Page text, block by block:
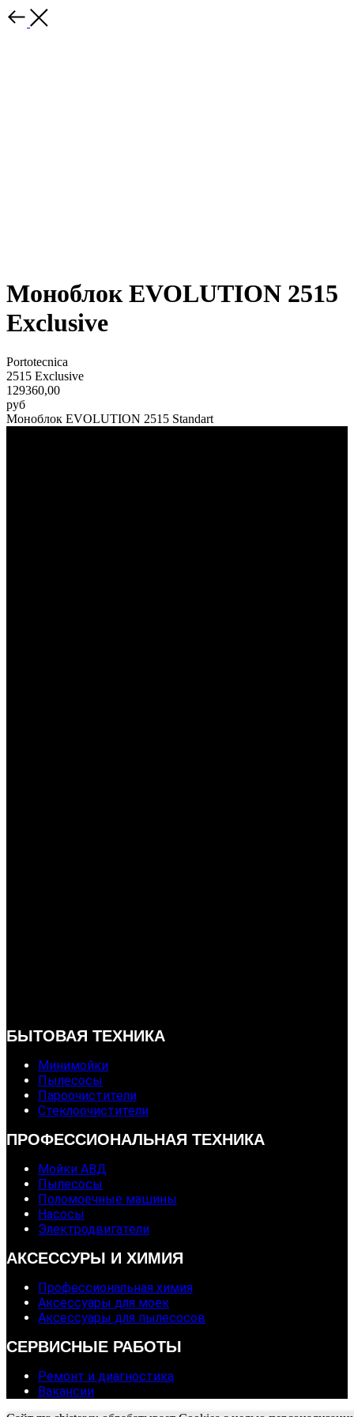
Моноблок EVOLUTION 2515
Exclusive
Portotecnica
2515 Exclusive
129360,00
руб
Моноблок EVOLUTION 2515 Standart
БЫТОВАЯ ТЕХНИКА
Минимойки
Пылесосы
Пароочистители
Стеклоочистители
ПРОФЕССИОНАЛЬНАЯ ТЕХНИКА
Мойки АВД
Пылесосы
Поломоечные машины
Насосы
Электродвигатели
АКСЕССУРЫ И ХИМИЯ
Профессиональная химия
Аксессуары для моек
Аксессуары для пылесосов
СЕРВИСНЫЕ РАБОТЫ
Ремонт и диагностика
Вакансии